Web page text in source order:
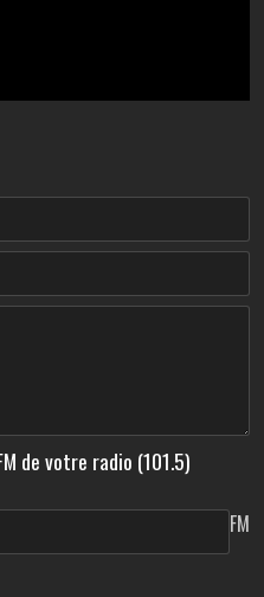
de votre radio (101.5)
FM